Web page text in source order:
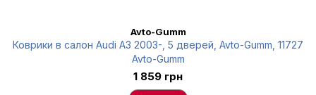
Avto-Gumm
Коврики в салон Audi A3 2003-, 5 дверей, Avto-Gumm, 11727
Avto-Gumm
1 859 грн